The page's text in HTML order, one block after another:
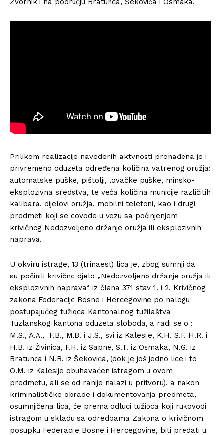
Zvornik i na području Bratunca, Šekovića i Osmaka.
Prilikom realizacije navedenih aktvnosti pronađena je i
privremeno oduzeta određena količina vatrenog oružja:
automatske puške, pištolji, lovačke puške, minsko-
eksplozivna sredstva, te veća količina municije različitih
kalibara, dijelovi oružja, mobilni telefoni, kao i drugi
predmeti koji se dovode u vezu sa počinjenjem
krivičnog Nedozvoljeno držanje oružja ili eksplozivnih
naprava.
U okviru istrage, 13 (trinaest) lica je, zbog sumnji da
su počinili krivično djelo „Nedozvoljeno držanje oružja ili
eksplozivnih naprava“ iz člana 371 stav 1. i 2. Krivičnog
zakona Federacije Bosne i Hercegovine po nalogu
postupajućeg tužioca Kantonalnog tužilaštva
Tuzlanskog kantona oduzeta sloboda, a radi se o :
M.S., A.A., F.B., M.B. i J.S., svi iz Kalesije, K.H. S.F. H.R. i
H.B. iz Živinica, F.H. iz Sapne, S.T. iz Osmaka, N.G. iz
Bratunca i N.R. iz Šekovića, (dok je još jedno lice i to
O.M. iz Kalesije obuhavaćen istragom u ovom
predmetu, ali se od ranije nalazi u pritvoru), a nakon
kriminalističke obrade i dokumentovanja predmeta,
osumnjičena lica, će prema odluci tužioca koji rukovodi
istragom u skladu sa odredbama Zakona o krivičnom
posupku Federacije Bosne i Hercegovine, biti predati u